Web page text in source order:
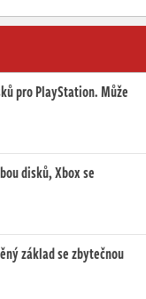
pro PlayStation. Může
disků, Xbox se
základ se zbytečnou